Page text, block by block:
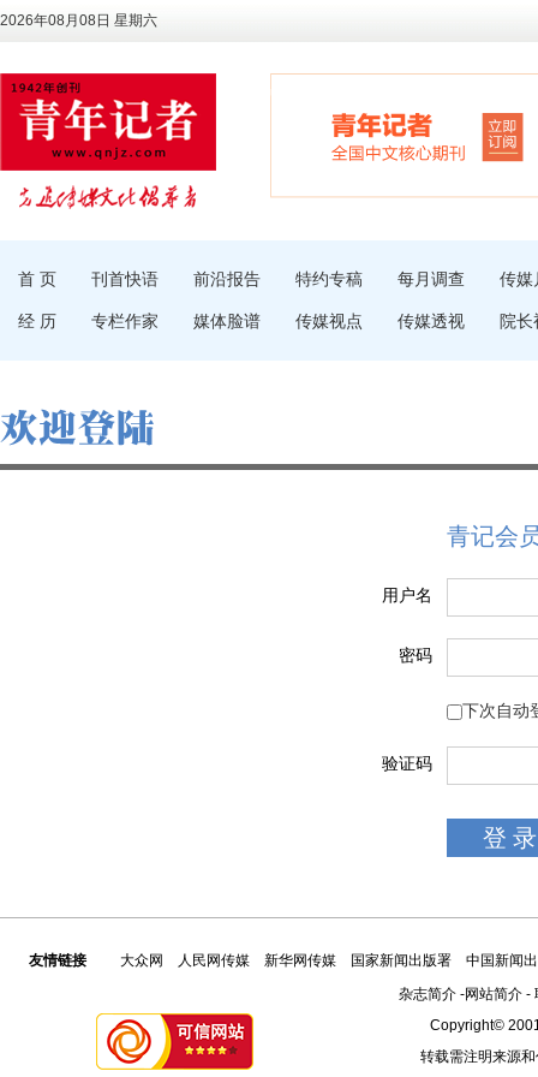
2026年08月08日 星期六
首 页 刊首快语 前沿报告 特约专稿 每月调查 传媒
经 历 专栏作家 媒体脸谱 传媒视点 传媒透视 院长
青记会
用户名
密码
下次自动
验证码
友情链接 大众网 人民网传媒 新华网传媒 国家新闻出版署
中国新闻
杂志简介 -网站简介 -
Copyright©
转载需注明来源